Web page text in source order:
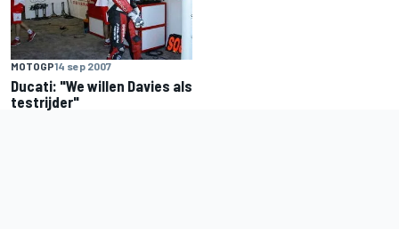
MOTOGP14 sep 2007
Ducati: "We willen Davies als
testrijder"